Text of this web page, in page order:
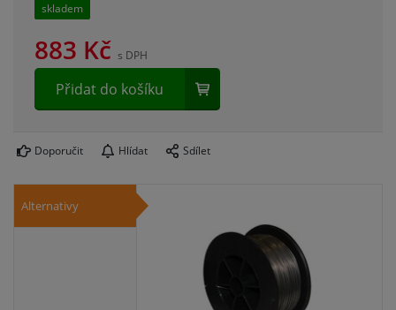
skladem
883 Kč s DPH
Přidat do košíku
Doporučit Hlídat Sdílet
Alternativy